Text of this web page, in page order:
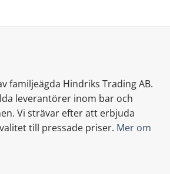
familjeägda Hindriks Trading AB.
leverantörer inom bar och
Vi strävar efter att erbjuda
till pressade priser. Mer om